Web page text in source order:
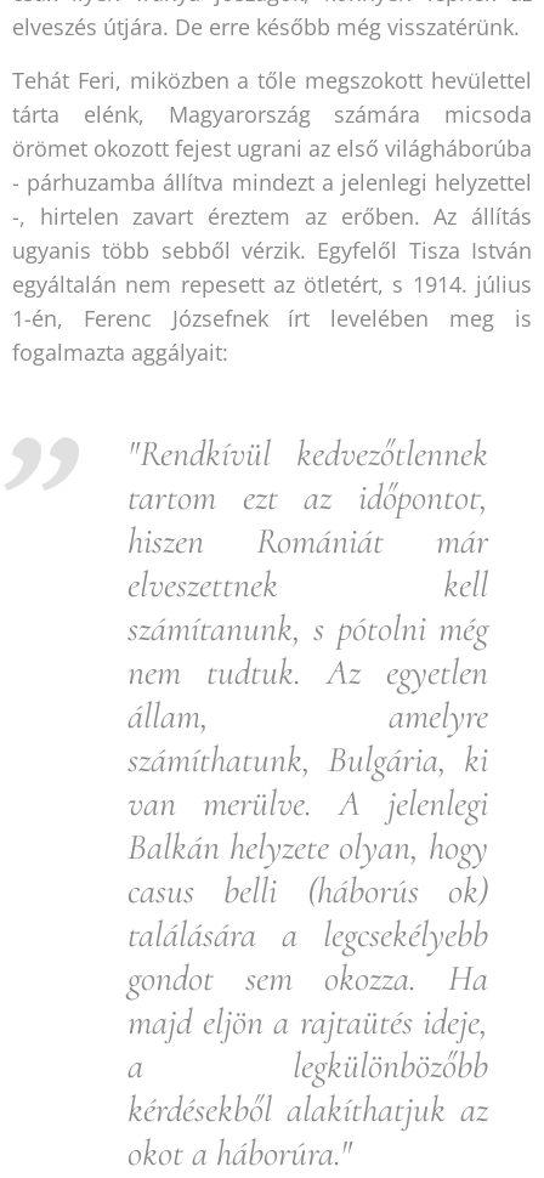
elveszés útjára. De erre később még visszatérünk.
Tehát Feri, miközben a tőle megszokott hevülettel
tárta elénk, Magyarország számára micsoda
örömet okozott fejest ugrani az első világháborúba
- párhuzamba állítva mindezt a jelenlegi helyzettel
-, hirtelen zavart éreztem az erőben. Az állítás
ugyanis több sebből vérzik. Egyfelől Tisza István
egyáltalán nem repesett az ötletért, s 1914. július
1-én, Ferenc Józsefnek írt levelében meg is
fogalmazta aggályait:
"Rendkívül kedvezőtlennek
tartom ezt az időpontot,
hiszen Romániát már
elveszettnek kell
számítanunk, s pótolni még
nem tudtuk. Az egyetlen
állam, amelyre
számíthatunk, Bulgária, ki
van merülve. A jelenlegi
Balkán helyzete olyan, hogy
casus belli (háborús ok)
találására a legcsekélyebb
gondot sem okozza. Ha
majd eljön a rajtaütés ideje,
a legkülönbözőbb
kérdésekből alakíthatjuk az
okot a háborúra."